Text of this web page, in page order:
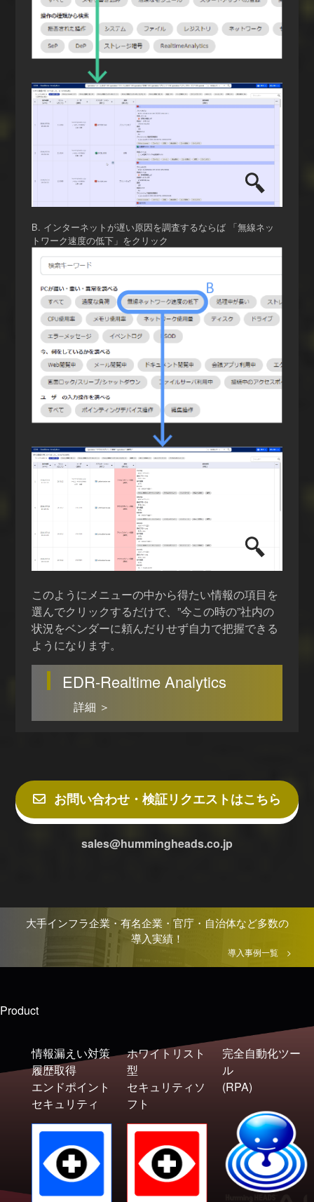
B. インターネットが遅い原因を調査するならば 「無線ネッ
トワーク速度の低下」をクリック
このようにメニューの中から得たい情報の項目を
選んでクリックするだけで、”今この時の”社内の
状況をベンダーに頼んだりせず自力で把握できる
ようになります。
EDR-Realtime Analytics
詳細 ＞
お問い合わせ・検証リクエストはこちら
sales@hummingheads.co.jp
大手インフラ企業・有名企業・官庁・自治体など多数の
導入実績！
導入事例一覧 >
Product
情報漏えい対策
履歴取得
エンドポイント
セキュリティ
ホワイトリスト
型
セキュリティソ
フト
完全自動化ツー
ル
(RPA)